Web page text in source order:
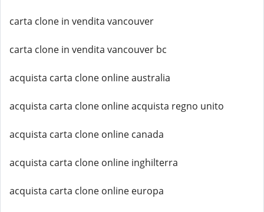
carta clone in vendita vancouver
carta clone in vendita vancouver bc
acquista carta clone online australia
acquista carta clone online acquista regno unito
acquista carta clone online canada
acquista carta clone online inghilterra
acquista carta clone online europa